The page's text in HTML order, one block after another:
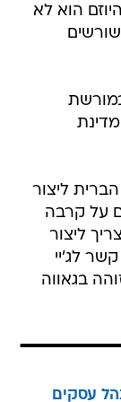
הוא לא
שורשים
ליצור
על קרבה
ליצור
לג'יי
בגאווה
עסקים